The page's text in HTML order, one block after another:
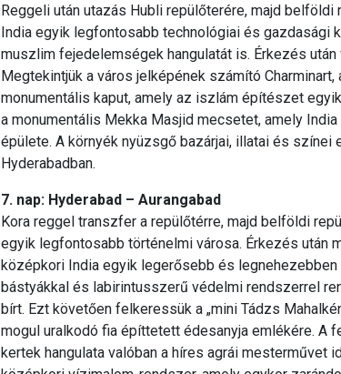
Reggeli után utazás Hubli repülőterére, majd belföldi
India egyik legfontosabb technológiai és gazdasági
muszlim fejedelemségek hangulatát is. Érkezés
Megtekintjük a város jelképének számító
monumentális kaput, amely az iszlám építészet
a monumentális Mekka Masjid mecsetet, amely
épülete. A környék nyüzsgő bazárjai, illatai és színei
Hyderabadban.
7. nap: Hyderabad – Aurangabad
Kora reggel transzfer a repülőtérre, majd belföldi
egyik legfontosabb történelmi városa. Érkezés után
középkori India egyik legerősebb és
bástyákkal és labirintusszerű védelmi rendszerrel
bírt. Ezt követően felkeressük a „mini Tádzs
mogul uralkodó fia építtetett édesanyja emlékére. A
kertek hangulata valóban a híres agrái mesterművet